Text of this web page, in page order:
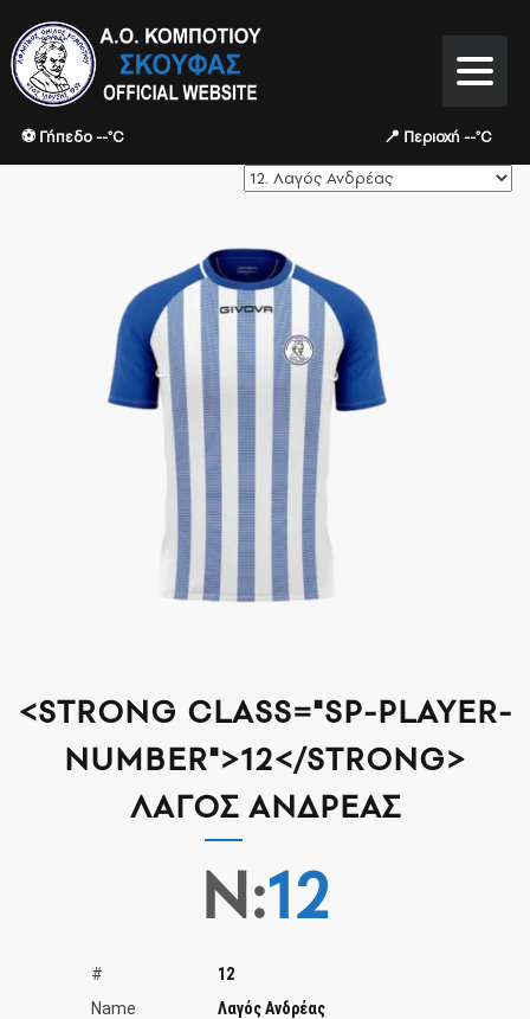
⚽ Γήπεδο --°C 📍 Περιοχή --°C
<STRONG CLASS="SP-PLAYER-
NUMBER">12</STRONG>
ΛΑΓΌΣ ΑΝΔΡΈΑΣ
N:12
#
12
Name
Λαγός Ανδρέας